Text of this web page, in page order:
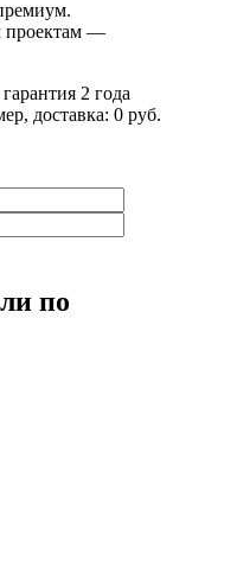
проектам —
гарантия 2 года
доставка: 0 руб.
по